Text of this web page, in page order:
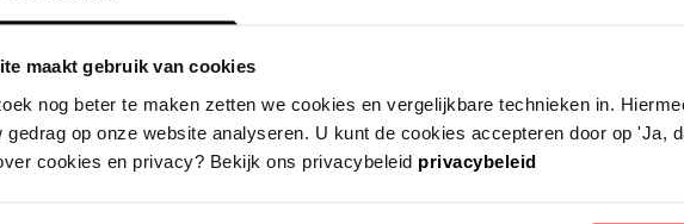
maakt gebruik van cookies
nog beter te maken zetten we cookies en vergelijkbare technieken in.
gedrag op onze website analyseren. U kunt de cookies accepteren door op 'Ja,
cookies en privacy? Bekijk ons privacybeleid privacybeleid